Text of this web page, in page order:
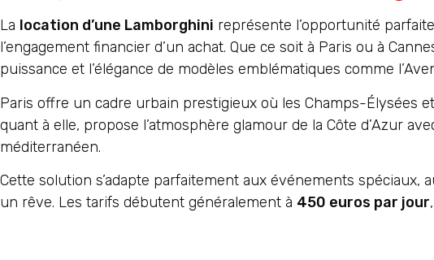
La location d’une Lamborghini représente l’opportunité
l’engagement financier d’un achat. Que ce soit à Paris ou à
puissance et l’élégance de modèles emblématiques comme
Paris offre un cadre urbain prestigieux où les Champs-Élysées
quant à elle, propose l’atmosphère glamour de la Côte d’Azur
méditerranéen.
Cette solution s’adapte parfaitement aux événements
un rêve. Les tarifs débutent généralement à 450 euros par jour